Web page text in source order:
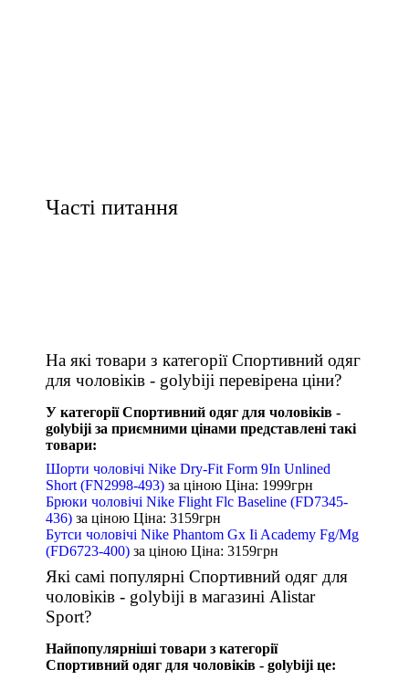
Часті питання
На які товари з категорії Спортивний одяг
для чоловіків - golybiji перевірена ціни?
У категорії Спортивний одяг для чоловіків -
golybiji за приємними цінами представлені такі
товари:
Шорти чоловічі Nike Dry-Fit Form 9In Unlined
Short (FN2998-493) за ціною Ціна: 1999грн
Брюки чоловічі Nike Flight Flc Baseline (FD7345-
436) за ціною Ціна: 3159грн
Бутси чоловічі Nike Phantom Gx Ii Academy Fg/Mg
(FD6723-400) за ціною Ціна: 3159грн
Які самі популярні Спортивний одяг для
чоловіків - golybiji в магазині Alistar
Sport?
Найпопулярніші товари з категорії
Спортивний одяг для чоловіків - golybiji це: